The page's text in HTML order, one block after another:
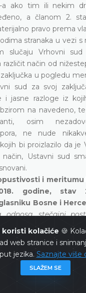
koristi kolačiće 🍪
web stranice i
jezika. Saznajte više
SLAŽEM SE
a ako tim ili nekim
a članom 2.
pravo prema
stranaka u vezi
slučaju Vrhovni
način od
u pogledu
sud za svoj
i jasne razloge iz
na navedeno,
osim
ne nude
bi proizlazilo da je
način, Ustavni sud
i meritumu
godine, stav
Bosne i
odnosa, stečajni
6. Evropske konvencije
da se stajališta iz
od 23. aprila 2018.